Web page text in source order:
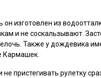
изготовлен из
и не соскальзывают.
Также у дождевика
Кармашек.
пристегивать рулетку